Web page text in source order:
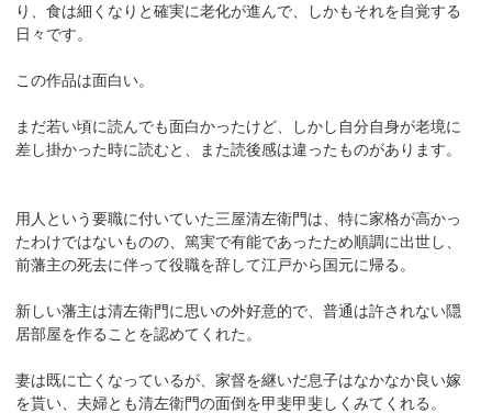
り、食は細くなりと確実に老化が進んで、しかもそれを自覚する
日々です。
この作品は面白い。
まだ若い頃に読んでも面白かったけど、しかし自分自身が老境に
差し掛かった時に読むと、また読後感は違ったものがあります。
用人という要職に付いていた三屋清左衛門は、特に家格が高かっ
たわけではないものの、篤実で有能であったため順調に出世し、
前藩主の死去に伴って役職を辞して江戸から国元に帰る。
新しい藩主は清左衛門に思いの外好意的で、普通は許されない隠
居部屋を作ることを認めてくれた。
妻は既に亡くなっているが、家督を継いだ息子はなかなか良い嫁
を貰い、夫婦とも清左衛門の面倒を甲斐甲斐しくみてくれる。